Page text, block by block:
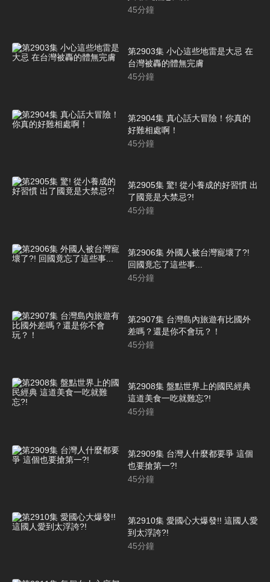
45分鐘
第2903集 小心這些地雷是大忌 在
台灣被轟的體無完膚
45分鐘
第2904集 真心話大冒險！你真的
好難相處啊！
45分鐘
第2905集 驚! 從小養成的好習慣 出
了國竟是大禁忌?!
45分鐘
第2906集 外國人被台灣寵壞了?!
回國竟忘了這些事...
45分鐘
第2907集 台灣島內旅遊有比國外
差嗎？還是你不會玩？！
45分鐘
第2908集 盤點世界上的國民經典
這道美食一吃就難忘?!
45分鐘
第2909集 台灣人什麼都要爭 這個
也要搶第一?!
45分鐘
第2910集 愛國心大爆發!! 這國人愛
到太浮誇?!
45分鐘